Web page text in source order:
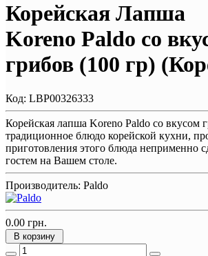
Корейская Лапша
Koreno Paldo со
грибов (100 гр)
Код: LBP00326333
Корейская лапша Koreno Paldo со вкусом
традиционное блюдо корейской кухни,
приготовления этого блюда неприменно
гостем на Вашем столе.
Производитель: Paldo
0.00 грн.
В корзину